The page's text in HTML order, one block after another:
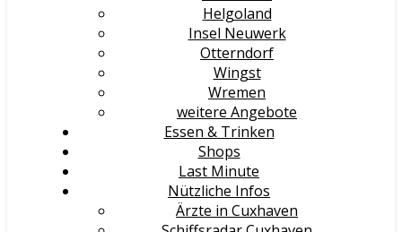
Helgoland
Insel Neuwerk
Otterndorf
Wingst
Wremen
weitere Angebote
Essen & Trinken
Shops
Last Minute
Nützliche Infos
Ärzte in Cuxhaven